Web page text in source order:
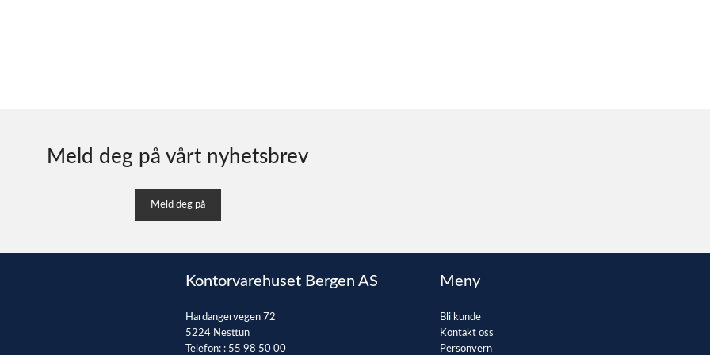
Meld deg på vårt nyhetsbrev
Meld deg på
Kontorvarehuset Bergen AS
Hardangervegen 72
5224 Nesttun
Telefon: : 55 98 50 00
Meny
Bli kunde
Kontakt oss
Personvern